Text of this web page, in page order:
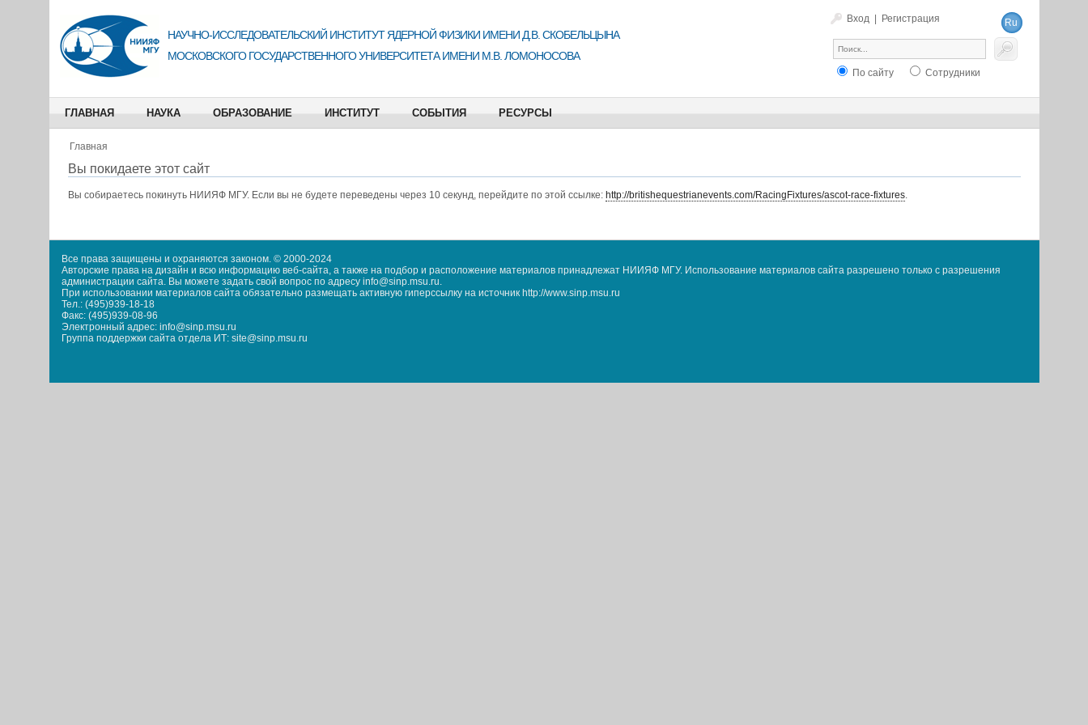
Вход Регистрация
Ru
En
НАУЧНО-ИССЛЕДОВАТЕЛЬСКИЙ ИНСТИТУТ ЯДЕРНОЙ ФИЗИКИ ИМЕНИ Д.В. СКОБЕЛЬЦЫНА
МОСКОВСКОГО ГОСУДАРСТВЕННОГО УНИВЕРСИТЕТА ИМЕНИ М.В. ЛОМОНОСОВА
По сайту Сотрудники
ГЛАВНАЯ НАУКА ОБРАЗОВАНИЕ ИНСТИТУТ СОБЫТИЯ РЕСУРСЫ
Главная
Вы покидаете этот сайт
Вы собираетесь покинуть НИИЯФ МГУ. Если вы не будете переведены через 10 секунд, перейдите по этой ссылке: http://britishequestrianevents.com/RacingFixtures/ascot-race-fixtures.
Все права защищены и охраняются законом. © 2000-2024
Авторские права на дизайн и всю информацию веб-сайта, а также на подбор и расположение материалов принадлежат НИИЯФ МГУ. Использование материалов сайта разрешено только с разрешения
администрации сайта. Вы можете задать свой вопрос по адресу info@sinp.msu.ru.
При использовании материалов сайта обязательно размещать активную гиперссылку на источник http://www.sinp.msu.ru
Тел.: (495)939-18-18
Факс: (495)939-08-96
Электронный адрес: info@sinp.msu.ru
Группа поддержки сайта отдела ИТ: site@sinp.msu.ru